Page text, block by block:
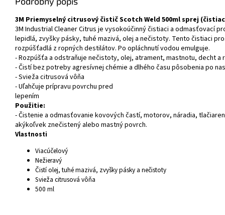
3M Priemyselný citrusový čistič Scotch Weld 500ml sprej
3M Industrial Cleaner Citrus je vysokoúčinný čistiaci a odmasťovací
lepidlá, zvyšky pásky, tuhé mazivá, olej a nečistoty. Tento čistiaci
rozpúšťadlá z ropných destilátov. Po opláchnutí vodou emulguje.
- Rozpúšťa a odstraňuje nečistoty, olej, atrament, mastnotu, decht a
- Čistí bez potreby agresívnej chémie a dlhého času pôsobenia po
- Svieža citrusová vôňa
- Uľahčuje prípravu povrchu pred
lepením
Použitie:
- Čistenie a odmasťovanie kovových častí, motorov, náradia,
akýkoľvek znečistený alebo mastný povrch.
Vlastnosti
Viacúčelový
Nežieravý
Čistí olej, tuhé mazivá, zvyšky pásky a nečistoty
Svieža citrusová vôňa
500 ml